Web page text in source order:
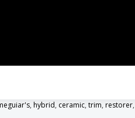
, hybrid, ceramic, trim, restorer,